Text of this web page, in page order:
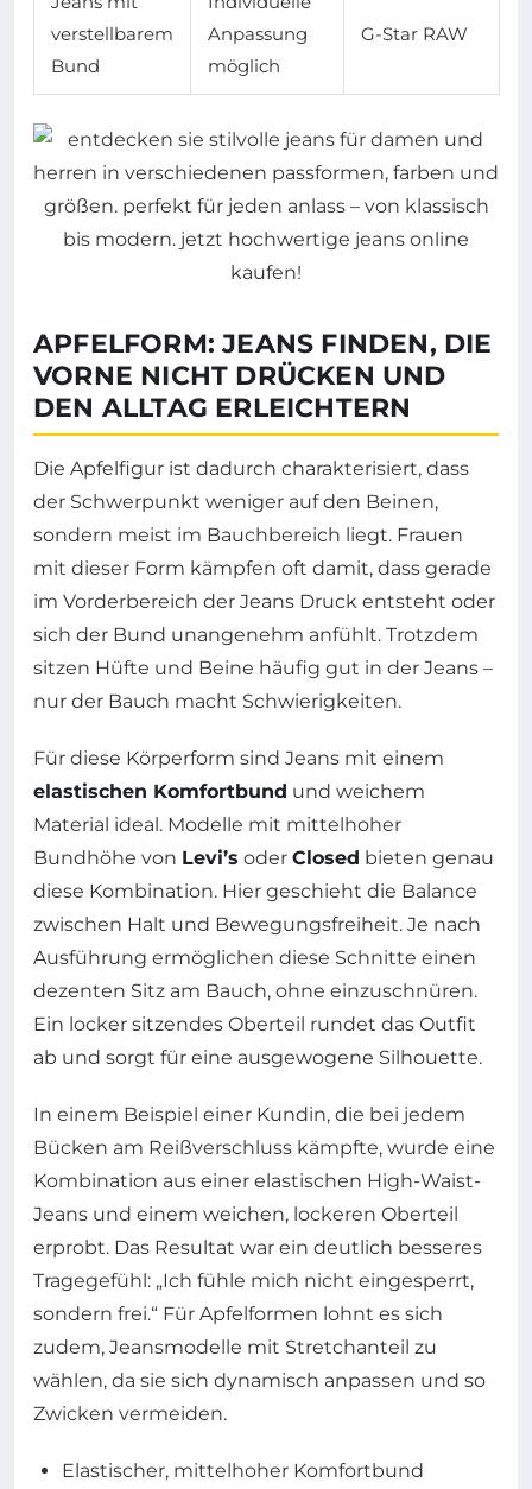
verstellbarem
Bund
Anpassung
möglich
G-Star RAW
APFELFORM: JEANS FINDEN, DIE
VORNE NICHT DRÜCKEN UND
DEN ALLTAG ERLEICHTERN
Die Apfelfigur ist dadurch charakterisiert, dass
der Schwerpunkt weniger auf den Beinen,
sondern meist im Bauchbereich liegt. Frauen
mit dieser Form kämpfen oft damit, dass gerade
im Vorderbereich der Jeans Druck entsteht oder
sich der Bund unangenehm anfühlt. Trotzdem
sitzen Hüfte und Beine häufig gut in der Jeans –
nur der Bauch macht Schwierigkeiten.
Für diese Körperform sind Jeans mit einem
elastischen Komfortbund und weichem
Material ideal. Modelle mit mittelhoher
Bundhöhe von Levi’s oder Closed bieten genau
diese Kombination. Hier geschieht die Balance
zwischen Halt und Bewegungsfreiheit. Je nach
Ausführung ermöglichen diese Schnitte einen
dezenten Sitz am Bauch, ohne einzuschnüren.
Ein locker sitzendes Oberteil rundet das Outfit
ab und sorgt für eine ausgewogene Silhouette.
In einem Beispiel einer Kundin, die bei jedem
Bücken am Reißverschluss kämpfte, wurde eine
Kombination aus einer elastischen High-Waist-
Jeans und einem weichen, lockeren Oberteil
erprobt. Das Resultat war ein deutlich besseres
Tragegefühl: „Ich fühle mich nicht eingesperrt,
sondern frei.“ Für Apfelformen lohnt es sich
zudem, Jeansmodelle mit Stretchanteil zu
wählen, da sie sich dynamisch anpassen und so
Zwicken vermeiden.
Elastischer, mittelhoher Komfortbund